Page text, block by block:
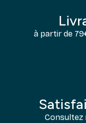
à partir de
Consultez